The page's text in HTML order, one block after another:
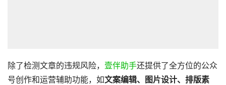
除了检测文章的违规风险， 壹伴助手还提供了全方位的公众
号创作和运营辅助功能，如文案编辑、图片设计、排版素